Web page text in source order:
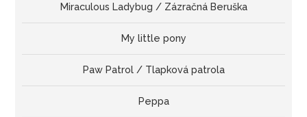
Miraculous Ladybug / Zázračná Beruška
My little pony
Paw Patrol / Tlapková patrola
Peppa